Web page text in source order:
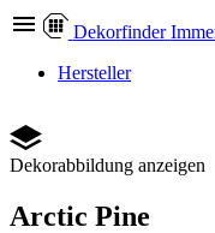
Dekorfinder
Hersteller
Dekorabbildung anzeigen
Arctic Pine